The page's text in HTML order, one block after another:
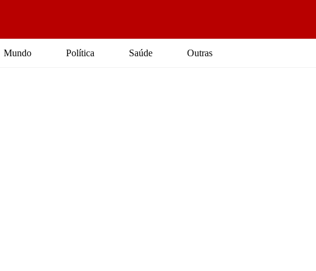
Mundo Política Saúde Outras